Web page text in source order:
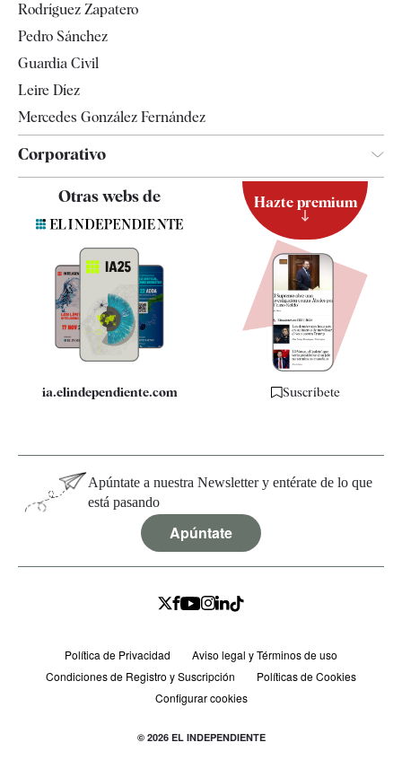
Televisión
Rodríguez Zapatero
Pedro Sánchez
Guardia Civil
Leire Díez
Mercedes González Fernández
Corporativo
Contacto
Quiénes somos
Especificaciones
Otras webs de
ia.elindependiente.com
Hazte premium
Suscríbete
Apúntate a nuestra Newsletter y entérate de lo que
está pasando
Apúntate
Política de Privacidad
Aviso legal y Términos de uso
Condiciones de Registro y Suscripción
Políticas de Cookies
Configurar cookies
© 2026 EL INDEPENDIENTE